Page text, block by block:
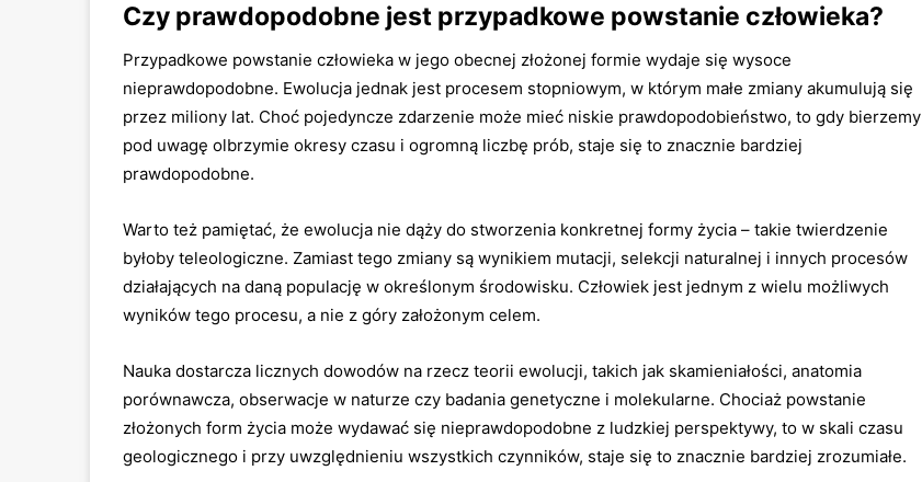
Czy prawdopodobne jest przypadkowe powstanie człowieka?
Przypadkowe powstanie człowieka w jego obecnej złożonej formie wydaje się wysoce
nieprawdopodobne. Ewolucja jednak jest procesem stopniowym, w którym małe zmiany akumulują się
przez miliony lat. Choć pojedyncze zdarzenie może mieć niskie prawdopodobieństwo, to gdy bierzemy
pod uwagę olbrzymie okresy czasu i ogromną liczbę prób, staje się to znacznie bardziej
prawdopodobne.
Warto też pamiętać, że ewolucja nie dąży do stworzenia konkretnej formy życia – takie twierdzenie
byłoby teleologiczne. Zamiast tego zmiany są wynikiem mutacji, selekcji naturalnej i innych procesów
działających na daną populację w określonym środowisku. Człowiek jest jednym z wielu możliwych
wyników tego procesu, a nie z góry założonym celem.
Nauka dostarcza licznych dowodów na rzecz teorii ewolucji, takich jak skamieniałości, anatomia
porównawcza, obserwacje w naturze czy badania genetyczne i molekularne. Chociaż powstanie
złożonych form życia może wydawać się nieprawdopodobne z ludzkiej perspektywy, to w skali czasu
geologicznego i przy uwzględnieniu wszystkich czynników, staje się to znacznie bardziej zrozumiałe.